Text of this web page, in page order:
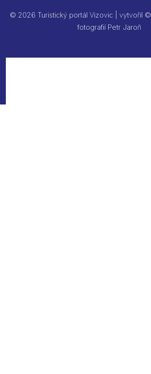
© 2026 Turistický portál Vizovic | vytvořil ©
fotografií Petr Jaroň